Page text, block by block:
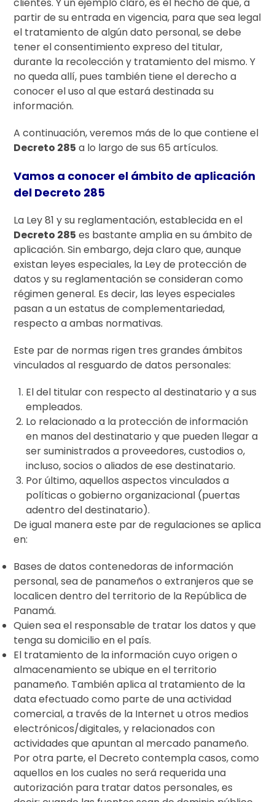
clientes. Y un ejemplo claro, es el hecho de que, a
partir de su entrada en vigencia, para que sea legal
el tratamiento de algún dato personal, se debe
tener el consentimiento expreso del titular,
durante la recolección y tratamiento del mismo. Y
no queda allí, pues también tiene el derecho a
conocer el uso al que estará destinada su
información.
A continuación, veremos más de lo que contiene el
Decreto 285 a lo largo de sus 65 artículos.
Vamos a conocer el ámbito de aplicación
del Decreto 285
La Ley 81 y su reglamentación, establecida en el
Decreto 285 es bastante amplia en su ámbito de
aplicación. Sin embargo, deja claro que, aunque
existan leyes especiales, la Ley de protección de
datos y su reglamentación se consideran como
régimen general. Es decir, las leyes especiales
pasan a un estatus de complementariedad,
respecto a ambas normativas.
Este par de normas rigen tres grandes ámbitos
vinculados al resguardo de datos personales:
El del titular con respecto al destinatario y a sus
empleados.
Lo relacionado a la protección de información
en manos del destinatario y que pueden llegar a
ser suministrados a proveedores, custodios o,
incluso, socios o aliados de ese destinatario.
Por último, aquellos aspectos vinculados a
políticas o gobierno organizacional (puertas
adentro del destinatario).
De igual manera este par de regulaciones se aplica
en:
Bases de datos contenedoras de información
personal, sea de panameños o extranjeros que se
localicen dentro del territorio de la República de
Panamá.
Quien sea el responsable de tratar los datos y que
tenga su domicilio en el país.
El tratamiento de la información cuyo origen o
almacenamiento se ubique en el territorio
panameño. También aplica al tratamiento de la
data efectuado como parte de una actividad
comercial, a través de la Internet u otros medios
electrónicos/digitales, y relacionados con
actividades que apuntan al mercado panameño.
Por otra parte, el Decreto contempla casos, como
aquellos en los cuales no será requerida una
autorización para tratar datos personales, es